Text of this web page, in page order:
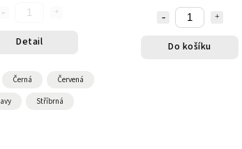
Detail
Černá Červená
Stříbrná
Do košíku